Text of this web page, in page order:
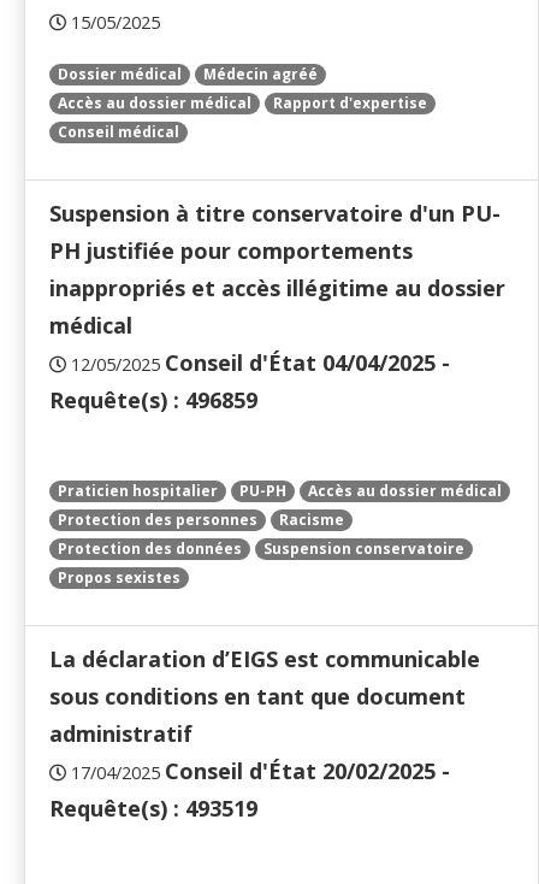
15/05/2025
Dossier médical
Médecin agréé
Accès au dossier médical
Rapport d'expertise
Conseil médical
Suspension à titre conservatoire d'un PU-
PH justifiée pour comportements
inappropriés et accès illégitime au dossier
médical
12/05/2025 Conseil d'État 04/04/2025 -
Requête(s) : 496859
Praticien hospitalier PU-PH
Accès au dossier médical
Protection des personnes
Racisme
Protection des données
Suspension conservatoire
Propos sexistes
La déclaration d’EIGS est communicable
sous conditions en tant que document
administratif
17/04/2025 Conseil d'État 20/02/2025 -
Requête(s) : 493519